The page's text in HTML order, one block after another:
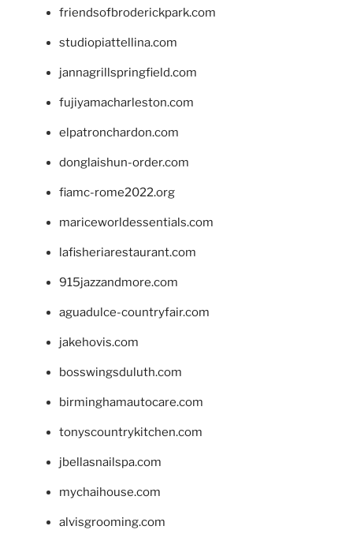
friendsofbroderickpark.com
studiopiattellina.com
jannagrillspringfield.com
fujiyamacharleston.com
elpatronchardon.com
donglaishun-order.com
fiamc-rome2022.org
mariceworldessentials.com
lafisheriarestaurant.com
915jazzandmore.com
aguadulce-countryfair.com
jakehovis.com
bosswingsduluth.com
birminghamautocare.com
tonyscountrykitchen.com
jbellasnailspa.com
mychaihouse.com
alvisgrooming.com